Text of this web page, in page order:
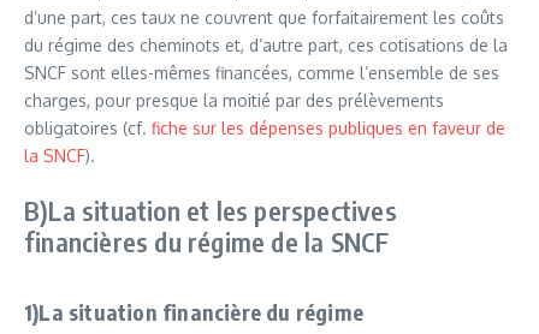
d’une part, ces taux ne couvrent que forfaitairement les coûts
du régime des cheminots et, d’autre part, ces cotisations de la
SNCF sont elles-mêmes financées, comme l’ensemble de ses
charges, pour presque la moitié par des prélèvements
obligatoires (cf. fiche sur les dépenses publiques en faveur de
la SNCF).
B)La situation et les perspectives
financières du régime de la SNCF
1)La situation financière du régime